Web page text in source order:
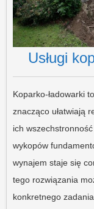
Usługi
Koparko-ładowarki
znacząco ułatwiają
ich
wykopów
wynajem staje się
tego rozwiązania
konkretnego